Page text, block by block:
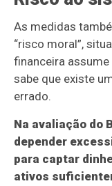
As medidas
“risco moral”,
financeira
sabe que existe
errado.
Na avaliação do
depender
para captar
ativos